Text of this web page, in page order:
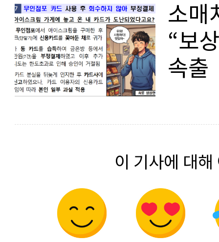
소매
“보
속출
이 기사에 대